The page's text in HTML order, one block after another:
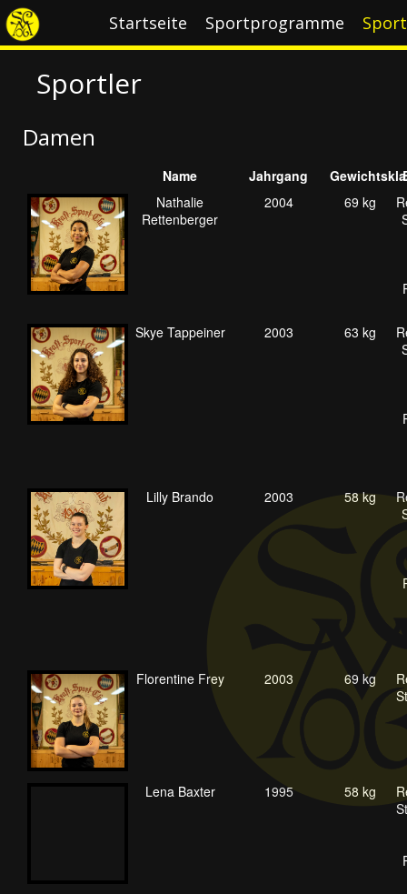
Startseite Sportprogramme
Sportler
Damen
Name Jahrgang
Nathalie
Rettenberger
2004 69 kg
Skye Tappeiner 2003 63 kg
Lilly Brando 2003 58 kg
Florentine Frey 2003 69 kg
Lena Baxter 1995 58 kg